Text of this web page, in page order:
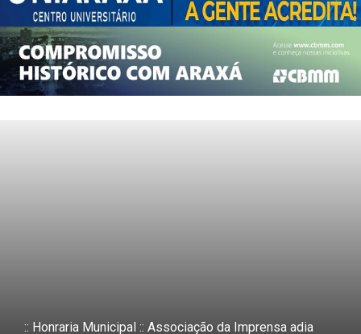
:: Honraria Municipal :: Associação da Imprensa adia